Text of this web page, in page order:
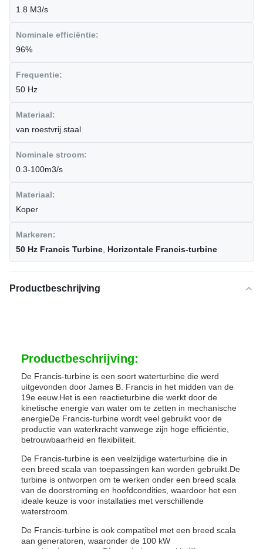
1.8 M3/s
Nominale efficiëntie:
96%
Frequentie:
50 Hz
Materiaal:
van roestvrij staal
Nominale stroom:
0.3-100m3/s
Materiaal:
Koper
Markeren:
50 Hz Francis Turbine Horizontale Francis-turbine
Productbeschrijving
Productbeschrijving:
De Francis-turbine is een soort waterturbine die werd
uitgevonden door James B. Francis in het midden van de
19e eeuw.Het is een reactieturbine die werkt door de
kinetische energie van water om te zetten in mechanische
energieDe Francis-turbine wordt veel gebruikt voor de
productie van waterkracht vanwege zijn hoge efficiëntie,
betrouwbaarheid en flexibiliteit.
De Francis-turbine is een veelzijdige waterturbine die in
een breed scala van toepassingen kan worden gebruikt.De
turbine is ontworpen om te werken onder een breed scala
van de doorstroming en hoofdcondities, waardoor het een
ideale keuze is voor installaties met verschillende
waterstroom.
De Francis-turbine is ook compatibel met een breed scala
aan generatoren, waaronder de 100 kW